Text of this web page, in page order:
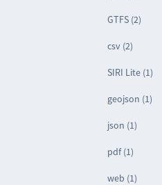
GTFS (2)
csv (2)
SIRI Lite (1)
geojson (1)
json (1)
pdf (1)
web (1)